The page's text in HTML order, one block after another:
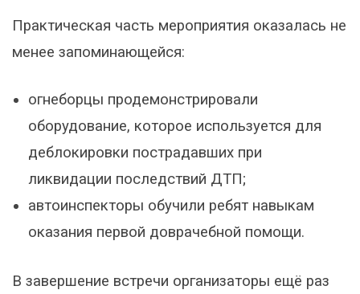
Практическая часть мероприятия оказалась не
менее запоминающейся:
огнеборцы продемонстрировали
оборудование, которое используется для
деблокировки пострадавших при
ликвидации последствий ДТП;
автоинспекторы обучили ребят навыкам
оказания первой доврачебной помощи.
В завершение встречи организаторы ещё раз